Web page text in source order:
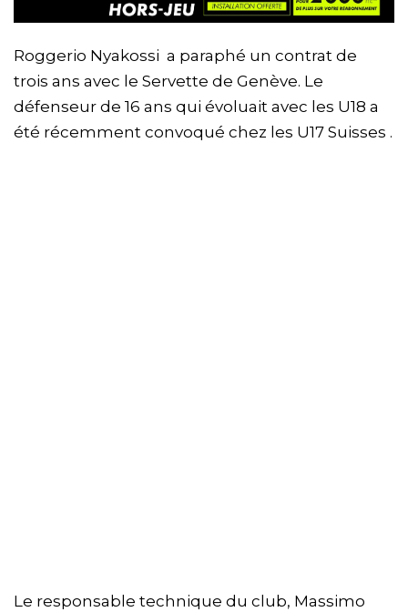
Roggerio Nyakossi a paraphé un contrat de
trois ans avec le Servette de Genève. Le
défenseur de 16 ans qui évoluait avec les U18 a
été récemment convoqué chez les U17 Suisses .
Le responsable technique du club, Massimo